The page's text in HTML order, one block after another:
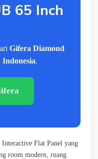
65 Inch
Gifera Diamond
.
Interactive Flat Panel yang
room modern, ruang